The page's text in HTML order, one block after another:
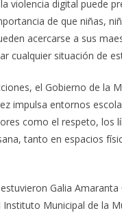
violencia digital puede
de que niñas,
acercarse a sus
cualquier situación de
el Gobierno de la
impulsa entornos
como el respeto, los
tanto en espacios
Galia Amaranta
Municipal de la